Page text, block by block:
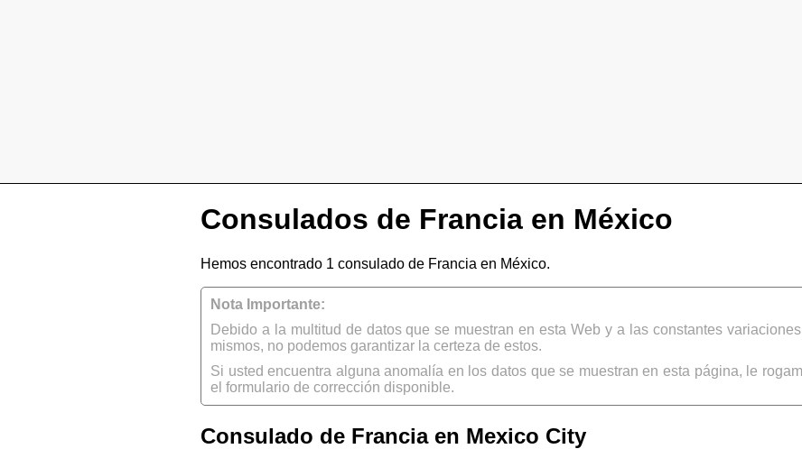
Consulados de Francia en México
Hemos encontrado 1 consulado de Francia en México.
Nota Importante:
Debido a la multitud de datos que se muestran en esta Web y a las constantes
mismos, no podemos garantizar la certeza de estos.
Si usted encuentra alguna anomalía en los datos que se muestran en esta página, le
el formulario de corrección disponible.
Consulado de Francia en Mexico City